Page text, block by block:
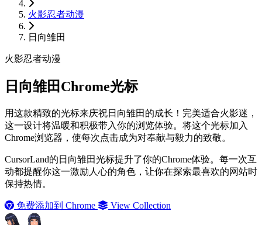
火影忍者动漫
日向雏田
火影忍者动漫
日向雏田Chrome光标
用这款精致的光标来庆祝日向雏田的成长！完美适合火影迷，
这一设计将温暖和积极带入你的浏览体验。将这个光标加入
Chrome浏览器，使每次点击成为对奉献与毅力的致敬。
CursorLand的日向雏田光标提升了你的Chrome体验。每一次互
动都提醒你这一激励人心的角色，让你在探索最喜欢的网站时
保持热情。
免费添加到 Chrome View Collection